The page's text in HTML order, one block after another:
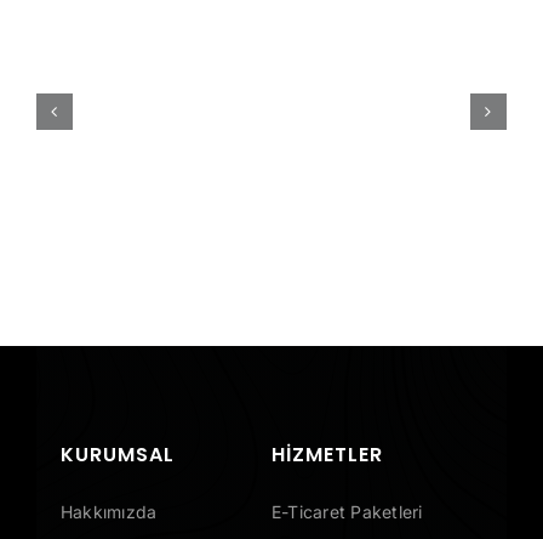
KURUMSAL
Hakkımızda
HIZMETLER
E-Ticaret Paketleri